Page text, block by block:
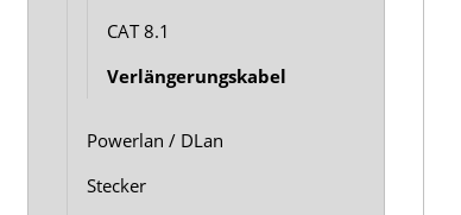
CAT 8.1
Verlängerungskabel
Powerlan / DLan
Stecker